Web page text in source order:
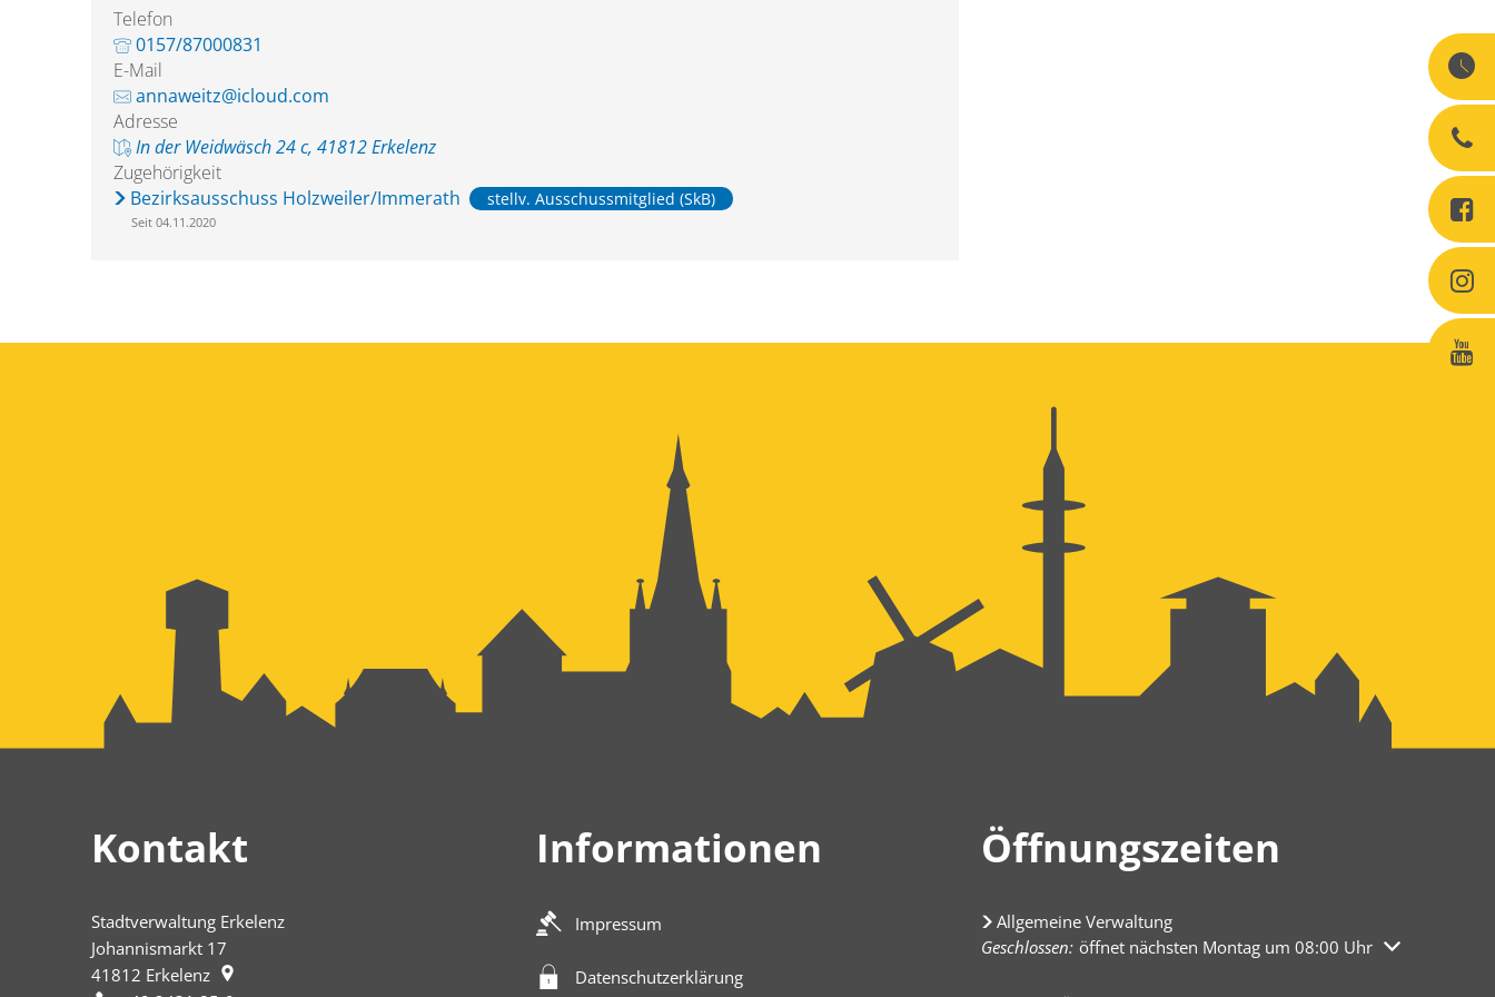
Telefon
0157/87000831
E-Mail
annaweitz@icloud.com
Adresse
In der Weidwäsch 24 c, 41812 Erkelenz
Zugehörigkeit
Bezirksausschuss Holzweiler/Immerath
stellv. Ausschussmitglied (SkB)
Seit 04.11.2020
Kontakt
Stadtverwaltung Erkelenz
Johannismarkt 17
41812 Erkelenz
Informationen
Impressum
Datenschutzerklärung
Öffnungszeiten
Allgemeine Verwaltung
Klicken, um weitere Öffnungs- oder Schließzeiten auszublenden
Geschlossen: öffnet nächsten Montag um 08:00 Uhr